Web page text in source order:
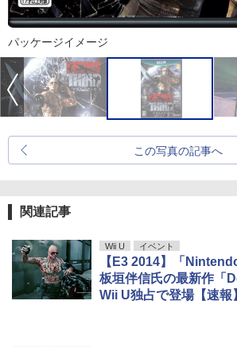
パッケージイメージ
この写真の記事へ
関連記事
Wii U イベント
【E3 2014】「
板垣伴信氏の最新作「
Wii U独占で登場【速報